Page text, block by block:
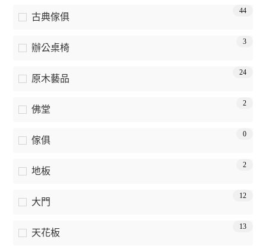
古典傢俱
44
辦公桌椅
3
原木藝品
24
佛堂
2
傢俱
0
地板
2
大門
12
天花板
13